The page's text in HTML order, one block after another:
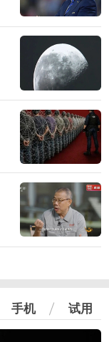
手机 试用